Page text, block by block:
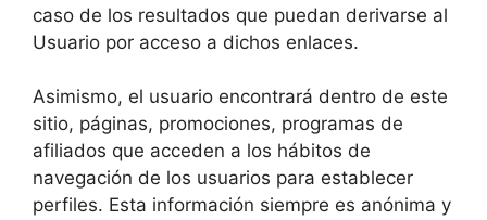
caso de los resultados que puedan derivarse al
Usuario por acceso a dichos enlaces.
Asimismo, el usuario encontrará dentro de este
sitio, páginas, promociones, programas de
afiliados que acceden a los hábitos de
navegación de los usuarios para establecer
perfiles. Esta información siempre es anónima y